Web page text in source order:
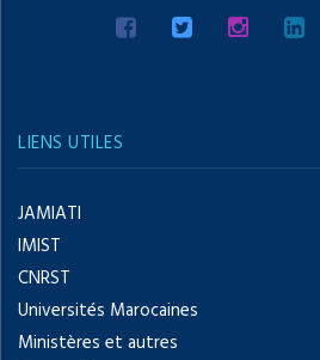
LIENS UTILES
JAMIATI
IMIST
CNRST
Universités Marocaines
Ministères et autres